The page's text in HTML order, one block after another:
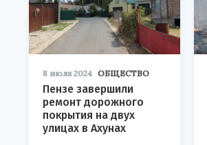
8 июля 2024 ОБЩЕСТВО
Пензе завершили
ремонт дорожного
покрытия на двух
улицах в Ахунах